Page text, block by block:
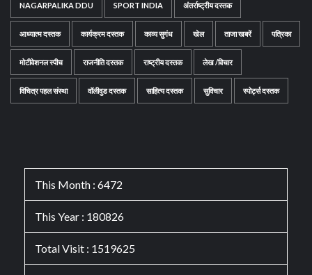
NAGARPALIKA DDU SPORT INDIA अंतर्राष्ट्रीय दस्तक
आध्यात्म दस्तक कार्यक्रम दस्तक काव्य सुगंध खेल ताजा खबरें पत्रिका
मोटीवेशनल स्पीच राजनीति दस्तक राष्ट्रीय दस्तक लेख /विचार
विचित्र पहल संस्था वॉलीवुड दस्तक साहित्य दस्तक सुविचार स्पोर्ट्स दस्तक
This Month : 6472
This Year : 180826
Total Visit : 1519625